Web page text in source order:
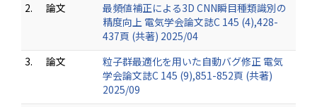
2.
論文
最頻値補正による3D CNN瞬目種類識別の
精度向上 電気学会論文誌C 145 (4),428-
437頁 (共著) 2025/04
3.
論文
粒子群最適化を用いた自動バグ修正 電気
学会論文誌C 145 (9),851-852頁 (共著)
2025/09